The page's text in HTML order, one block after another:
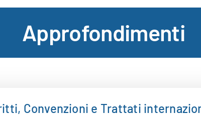
Approfondimenti
Convenzioni e Trattati